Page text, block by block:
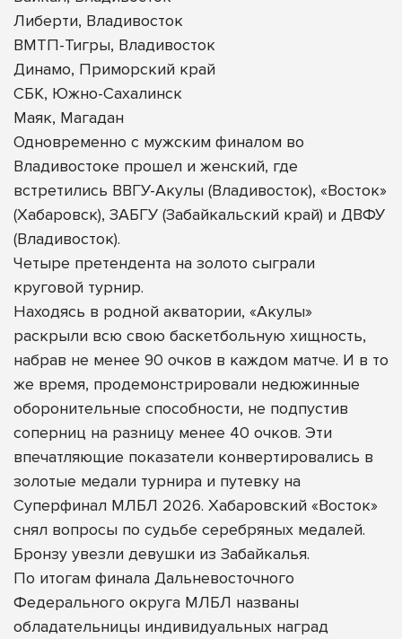
Либерти, Владивосток
ВМТП-Тигры, Владивосток
Динамо, Приморский край
СБК, Южно-Сахалинск
Маяк, Магадан
Одновременно с мужским финалом во
Владивостоке прошел и женский, где
встретились ВВГУ-Акулы (Владивосток), «Восток»
(Хабаровск), ЗАБГУ (Забайкальский край) и ДВФУ
(Владивосток).
Четыре претендента на золото сыграли
круговой турнир.
Находясь в родной акватории, «Акулы»
раскрыли всю свою баскетбольную хищность,
набрав не менее 90 очков в каждом матче. И в то
же время, продемонстрировали недюжинные
оборонительные способности, не подпустив
соперниц на разницу менее 40 очков. Эти
впечатляющие показатели конвертировались в
золотые медали турнира и путевку на
Суперфинал МЛБЛ 2026. Хабаровский «Восток»
снял вопросы по судьбе серебряных медалей.
Бронзу увезли девушки из Забайкалья.
По итогам финала Дальневосточного
Федерального округа МЛБЛ названы
обладательницы индивидуальных наград